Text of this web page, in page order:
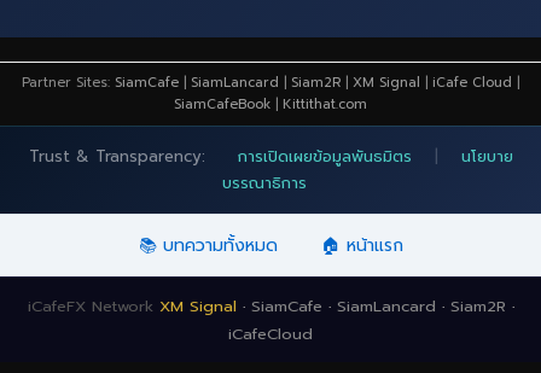
Partner Sites: SiamCafe | SiamLancard | Siam2R | XM Signal | iCafe Cloud |
SiamCafeBook | Kittithat.com
Trust & Transparency: การเปิดเผยข้อมูลพันธมิตร
นโยบาย
บรรณาธิการ
📚 บทความทั้งหมด 🏠 หน้าแรก
iCafeFX Network XM Signal · SiamCafe · SiamLancard · Siam2R ·
iCafeCloud